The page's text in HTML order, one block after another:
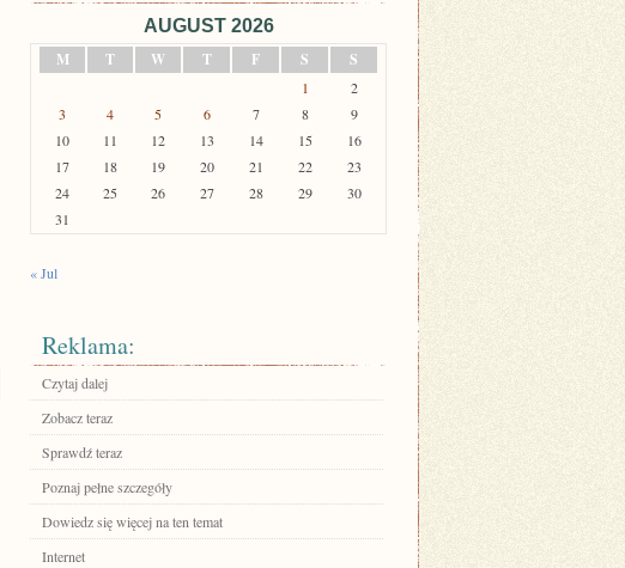
AUGUST 2026
M
T W T F S S
1
2
3
4 5 6 7 8
9
10
11 12 13 14 15
16
17
18 19 20 21 22
23
24
25 26 27 28 29
30
31
« Jul
Reklama:
Czytaj dalej
Zobacz teraz
Sprawdź teraz
Poznaj pełne szczegóły
Dowiedz się więcej na ten temat
Internet